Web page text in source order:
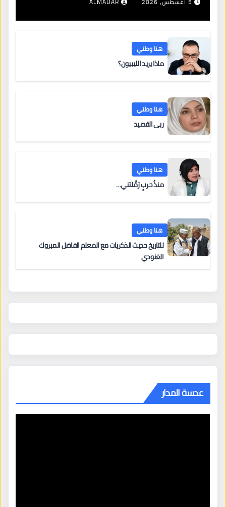
هنا وطني
ماذا يريد الليبيون؟
هنا وطني
ربى القصيد
هنا وطني
منذُ حربٍ رَمَّلتني…
هنا وطني
للتاريخ حديث الذكريات مع المعلم الفاضل المبروك
الغنودي
عدسة المدار